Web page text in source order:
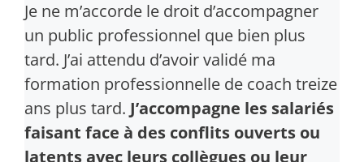
Je ne m’accorde le droit d’accompagner
un public professionnel que bien plus
tard. J’ai attendu d’avoir validé ma
formation professionnelle de coach treize
ans plus tard. J’accompagne les salariés
faisant face à des conflits ouverts ou
latents avec leurs collègues ou leur